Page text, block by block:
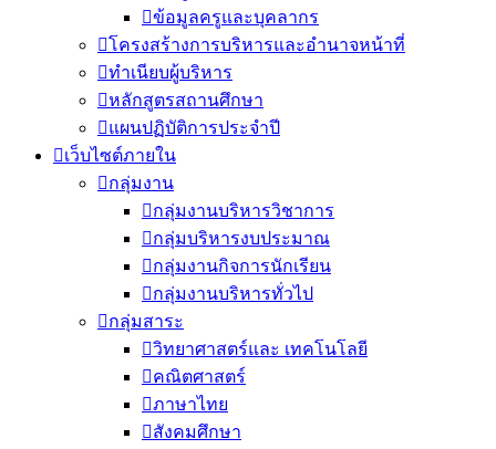
ข้อมูลครูและบุคลากร
โครงสร้างการบริหารและอำนาจหน้าที่
ทำเนียบผู้บริหาร
หลักสูตรสถานศึกษา
แผนปฏิบัติการประจำปี
เว็บไซต์ภายใน
กลุ่มงาน
กลุ่มงานบริหารวิชาการ
กลุ่มบริหารงบประมาณ
กลุ่มงานกิจการนักเรียน
กลุ่มงานบริหารทั่วไป
กลุ่มสาระ
วิทยาศาสตร์และ เทคโนโลยี
คณิตศาสตร์
ภาษาไทย
สังคมศึกษา